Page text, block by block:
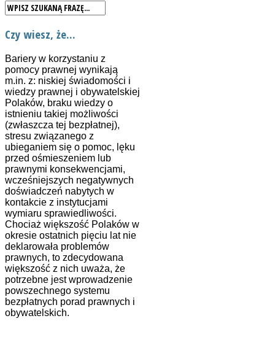
Czy wiesz, że...
Bariery w korzystaniu z
pomocy prawnej wynikają
m.in. z: niskiej świadomości i
wiedzy prawnej i obywatelskiej
Polaków, braku wiedzy o
istnieniu takiej możliwości
(zwłaszcza tej bezpłatnej),
stresu związanego z
ubieganiem się o pomoc, lęku
przed ośmieszeniem lub
prawnymi konsekwencjami,
wcześniejszych negatywnych
doświadczeń nabytych w
kontakcie z instytucjami
wymiaru sprawiedliwości.
Chociaż większość Polaków w
okresie ostatnich pięciu lat nie
deklarowała problemów
prawnych, to zdecydowana
większość z nich uważa, że
potrzebne jest wprowadzenie
powszechnego systemu
bezpłatnych porad prawnych i
obywatelskich.